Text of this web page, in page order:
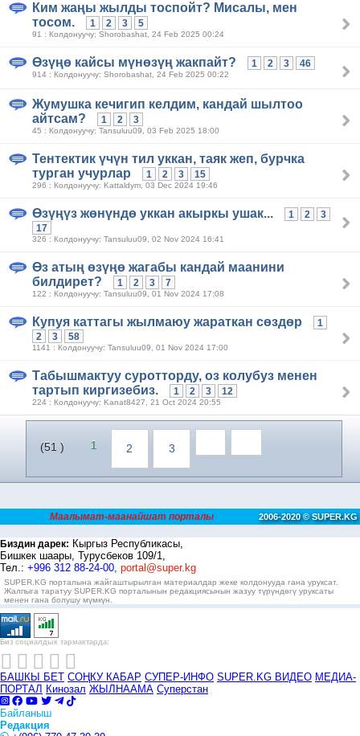
Ким жаңы жылды тоспойт? Мисалы, мен
тосом.
1 2 3 5
91 : Колдонуучу: Shorobashat, 24 Feb 2025 00:24
Өзүңө кайсы мүнөзүң жакпайт? 1 2 3 46
914 : Колдонуучу: Shorobashat, 24 Feb 2025 00:22
Жумушка кечигип келдим, кандай шылтоо
айтсам?
1 2 3
45 : Колдонуучу: Tansuluu09, 03 Feb 2025 18:00
Тентектик үчүн тил уккан, таяк жеп, бурчка
турган учурлар
1 2 3 15
296 : Колдонуучу: Kattaldym, 03 Dec 2024 19:46
Өзүңүз жөнүндө уккан акыркы ушак... 1 2
3
17
326 : Колдонуучу: Tansuluu09, 02 Nov 2024 16:41
Өз атың өзүңө жагабы кандай маанини
билдирет?
1 2 3 7
122 : Колдонуучу: Tansuluu09, 01 Nov 2024 17:08
Купуя каттагы жылмаюу жараткан сөздөр
1
2
3 58
1141 : Колдонуучу: Tansuluu09, 01 Nov 2024 17:00
Табышмактуу суротторду, оз колубуз менен
тартып киргизебиз.
1 2 3 12
224 : Колдонуучу: Kanat8427, 21 Oct 2024 20:55
(51 ) 1 2 3
Маалымат-маанайшат порталы 2006-2020 © SUPER.KG
Биздин дарек: Кыргыз Республикасы,
Бишкек шаары, Турусбеков 109/1,
Тел.: +996 312 88-24-00, portal@super.kg
SUPER.KG порталына жайгаштырылган материалдар жеке колдонууда гана уруксат.
Жалпыга таратуу SUPER.KG порталынын редакциясынын жазуу түрүндөгү уруксаты
менен гана болушу мүмкүн.
Биз социалдык тармактарда:
БАШКЫ БЕТ СОҢКУ КАБАР СУПЕР-ИНФО SUPER.KG ВИДЕО МЕДИА-
ПОРТАЛ Кинозал ЖЫЛНААМА Суперстан
Байланыш
Редакция